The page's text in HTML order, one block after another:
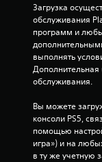
Загрузка
обслуживания
программ и
выполнять
обслуживания.
Вы можете
консоли PS5,
помощью
игра») и на
в ту же учетную